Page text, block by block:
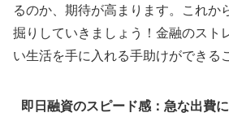
るのか、期待が高まります。これか
掘りしていきましょう！金融のスト
い生活を手に入れる手助けができる
即日融資のスピード感：急な出費